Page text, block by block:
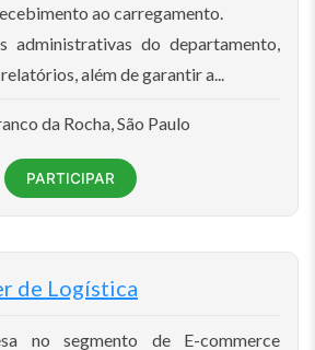
ao carregamento.
administrativas do departamento,
além de garantir a...
da Rocha, São Paulo
PARTICIPAR
de Logística
no segmento de E-commerce